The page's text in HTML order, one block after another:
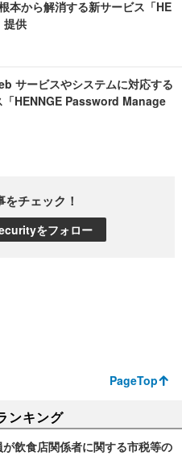
本から解消する新サービス「HE
提供
サービスやシステムに対応する
「HENNGE Password Manage
チェック！
をフォロー
PageTop
ンキング
飲食店関係者に関する市税等の